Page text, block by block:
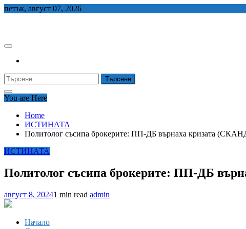
Skip
петък, август 07, 2026
Търсене
за:
You are Here
Home
ИСТИНАТА
Политолог съсипа брокерите: ПП-ДБ върнаха кризата
ИСТИНАТА
Политолог съсипа брокерите: ПП-ДБ
август 8, 20241 min read admin
Начало